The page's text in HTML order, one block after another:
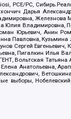
PC,
Дарья
Железнова
Владимировна,
Юрьевич, Анин
Павловна,
Евгеньевич,
Пигалкин Илья
Вольтская
Анатольевна,
выборы,